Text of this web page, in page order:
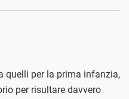
quelli per la prima infanzia,
per risultare davvero